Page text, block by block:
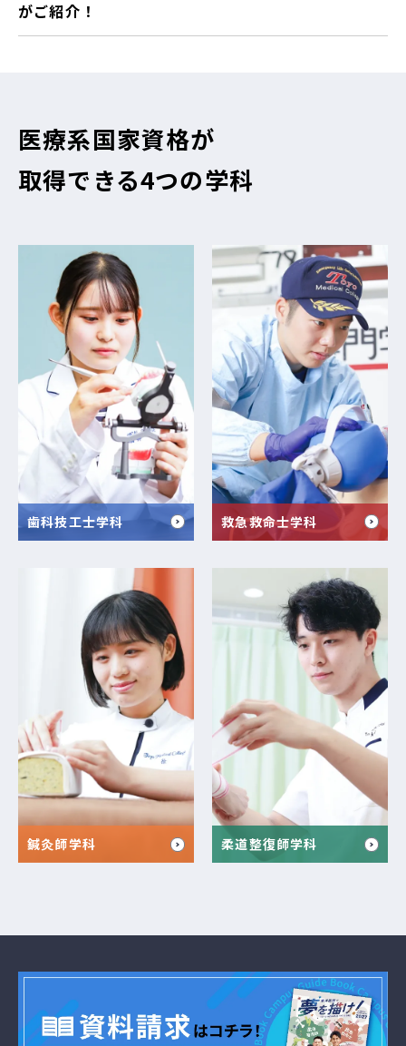
がご紹介！
医療系国家資格が
取得できる4つの学科
歯科技工士学科 救急救命士学科
鍼灸師学科 柔道整復師学科